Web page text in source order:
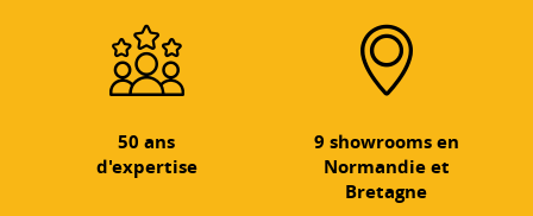
50 ans
d'expertise
9 showrooms en
Normandie et
Bretagne